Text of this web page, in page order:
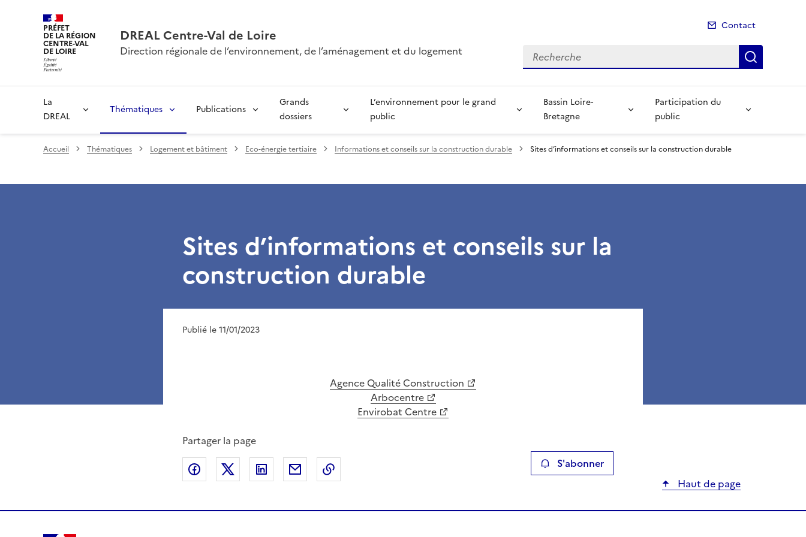
PRÉFET
DE LA RÉGION
CENTRE-VAL
DE LOIRE
DREAL Centre-Val de Loire
Direction régionale de l’environnement, de l’aménagement et du logement
Contact
Recherche
La
DREAL
Thématiques Publications
Grands
dossiers
L’environnement pour le grand
public
Bassin Loire-
Bretagne
Participation du
public
Accueil Thématiques Logement et bâtiment Eco-énergie tertiaire Informations et conseils sur la construction durable Sites d’informations et conseils sur la construction durable
Sites d’informations et conseils sur la
construction durable
Publié le 11/01/2023
Agence Qualité Construction
Arbocentre
Envirobat Centre
Partager la page
Partager sur Facebook
Partager sur XPartager sur LinkedIn
Partager par emailCopier le lien de la page dans le presse-papier S'abonner
Haut de page